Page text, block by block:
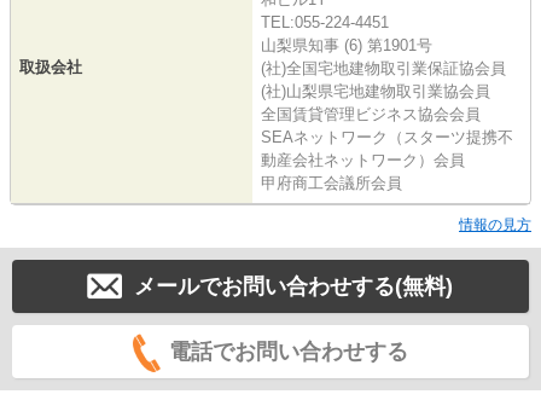
取扱会社
TEL:055-224-4451
山梨県知事 (6) 第1901号
(社)全国宅地建物取引業保証協会員
(社)山梨県宅地建物取引業協会員
全国賃貸管理ビジネス協会会員
SEAネットワーク（スターツ提携不
動産会社ネットワーク）会員
甲府商工会議所会員
情報の見方
メールでお問い合わせする(無料)
電話でお問い合わせする